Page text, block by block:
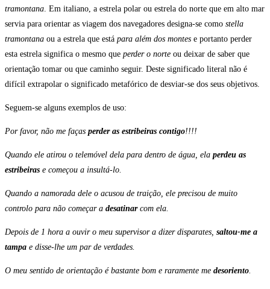
tramontana. Em italiano, a estrela polar ou estrela do norte que em alto mar
servia para orientar as viagem dos navegadores designa-se como stella
tramontana ou a estrela que está para além dos montes e portanto perder
esta estrela significa o mesmo que perder o norte ou deixar de saber que
orientação tomar ou que caminho seguir. Deste significado literal não é
difícil extrapolar o significado metafórico de desviar-se dos seus objetivos.
Seguem-se alguns exemplos de uso:
Por favor, não me faças perder as estribeiras contigo!!!!
Quando ele atirou o telemóvel dela para dentro de água, ela perdeu as
estribeiras e começou a insultá-lo.
Quando a namorada dele o acusou de traição, ele precisou de muito
controlo para não começar a desatinarcom ela.
Depois de 1 hora a ouvir o meu supervisor a dizer disparates, saltou-me a
tampa e disse-lhe um par de verdades.
O meu sentido de orientação é bastante bom e raramente me desoriento.